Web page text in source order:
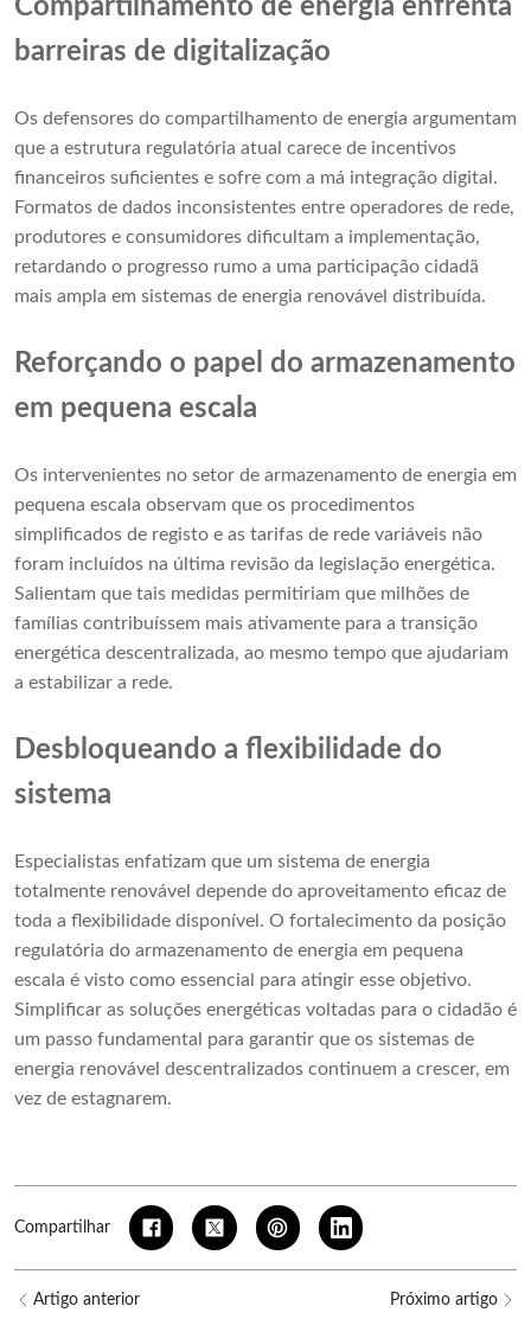
Compartilhamento de energia enfrenta
barreiras de digitalização
Os defensores do compartilhamento de energia argumentam
que a estrutura regulatória atual carece de incentivos
financeiros suficientes e sofre com a má integração digital.
Formatos de dados inconsistentes entre operadores de rede,
produtores e consumidores dificultam a implementação,
retardando o progresso rumo a uma participação cidadã
mais ampla em sistemas de energia renovável distribuída.
Reforçando o papel do armazenamento
em pequena escala
Os intervenientes no setor de armazenamento de energia em
pequena escala observam que os procedimentos
simplificados de registo e as tarifas de rede variáveis ​​não
foram incluídos na última revisão da legislação energética.
Salientam que tais medidas permitiriam que milhões de
famílias contribuíssem mais ativamente para a transição
energética descentralizada, ao mesmo tempo que ajudariam
a estabilizar a rede.
Desbloqueando a flexibilidade do
sistema
Especialistas enfatizam que um sistema de energia
totalmente renovável depende do aproveitamento eficaz de
toda a flexibilidade disponível. O fortalecimento da posição
regulatória do armazenamento de energia em pequena
escala é visto como essencial para atingir esse objetivo.
Simplificar as soluções energéticas voltadas para o cidadão é
um passo fundamental para garantir que os sistemas de
energia renovável descentralizados continuem a crescer, em
vez de estagnarem.
Compartilhar
Artigo anterior Próximo artigo